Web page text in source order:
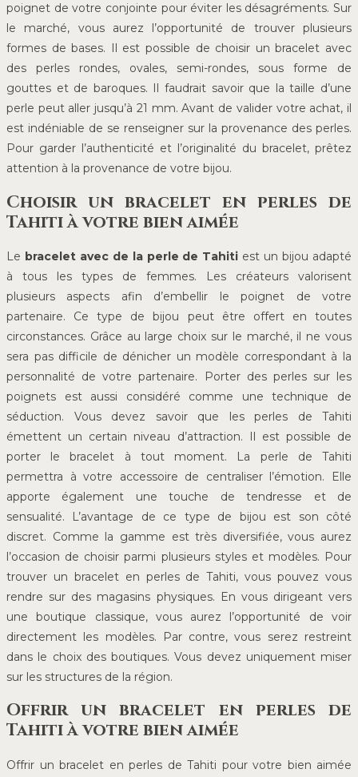
poignet de votre conjointe pour éviter les désagréments. Sur
le marché, vous aurez l’opportunité de trouver plusieurs
formes de bases. Il est possible de choisir un bracelet avec
des perles rondes, ovales, semi-rondes, sous forme de
gouttes et de baroques. Il faudrait savoir que la taille d’une
perle peut aller jusqu’à 21 mm. Avant de valider votre achat, il
est indéniable de se renseigner sur la provenance des perles.
Pour garder l’authenticité et l’originalité du bracelet, prêtez
attention à la provenance de votre bijou.
Choisir un bracelet en perles de
Tahiti à votre bien aimée
Le bracelet avec de la perle de Tahiti est un bijou adapté
à tous les types de femmes. Les créateurs valorisent
plusieurs aspects afin d’embellir le poignet de votre
partenaire. Ce type de bijou peut être offert en toutes
circonstances. Grâce au large choix sur le marché, il ne vous
sera pas difficile de dénicher un modèle correspondant à la
personnalité de votre partenaire. Porter des perles sur les
poignets est aussi considéré comme une technique de
séduction. Vous devez savoir que les perles de Tahiti
émettent un certain niveau d’attraction. Il est possible de
porter le bracelet à tout moment. La perle de Tahiti
permettra à votre accessoire de centraliser l’émotion. Elle
apporte également une touche de tendresse et de
sensualité. L’avantage de ce type de bijou est son côté
discret. Comme la gamme est très diversifiée, vous aurez
l’occasion de choisir parmi plusieurs styles et modèles. Pour
trouver un bracelet en perles de Tahiti, vous pouvez vous
rendre sur des magasins physiques. En vous dirigeant vers
une boutique classique, vous aurez l’opportunité de voir
directement les modèles. Par contre, vous serez restreint
dans le choix des boutiques. Vous devez uniquement miser
sur les structures de la région.
Offrir un bracelet en perles de
Tahiti à votre bien aimée
Offrir un bracelet en perles de Tahiti pour votre bien aimée